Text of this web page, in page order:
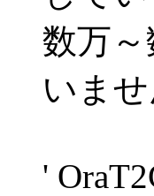
数万
いませ
'